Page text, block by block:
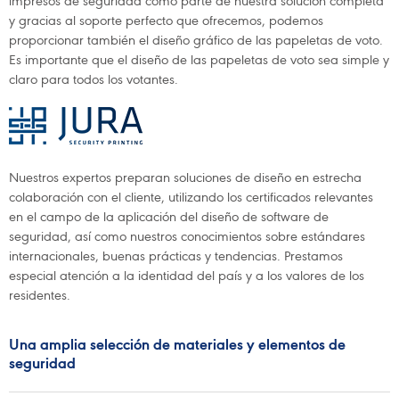
y gracias al soporte perfecto que ofrecemos, podemos
proporcionar también el diseño gráfico de las papeletas de voto.
Es importante que el diseño de las papeletas de voto sea simple y
claro para todos los votantes.
Nuestros expertos preparan soluciones de diseño en estrecha
colaboración con el cliente, utilizando los certificados relevantes
en el campo de la aplicación del diseño de software de
seguridad, así como nuestros conocimientos sobre estándares
internacionales, buenas prácticas y tendencias. Prestamos
especial atención a la identidad del país y a los valores de los
residentes.
Una amplia selección de materiales y elementos de
seguridad